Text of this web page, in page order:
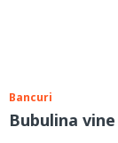
Bancuri
Bubulina